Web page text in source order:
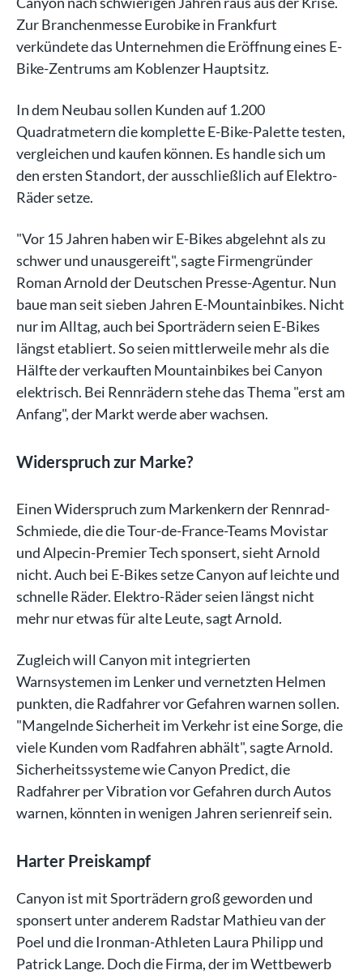
Zur Branchenmesse Eurobike in Frankfurt
verkündete das Unternehmen die Eröffnung eines E-
Bike-Zentrums am Koblenzer Hauptsitz.
In dem Neubau sollen Kunden auf 1.200
Quadratmetern die komplette E-Bike-Palette testen,
vergleichen und kaufen können. Es handle sich um
den ersten Standort, der ausschließlich auf Elektro-
Räder setze.
"Vor 15 Jahren haben wir E-Bikes abgelehnt als zu
schwer und unausgereift", sagte Firmengründer
Roman Arnold der Deutschen Presse-Agentur. Nun
baue man seit sieben Jahren E-Mountainbikes. Nicht
nur im Alltag, auch bei Sporträdern seien E-Bikes
längst etabliert. So seien mittlerweile mehr als die
Hälfte der verkauften Mountainbikes bei Canyon
elektrisch. Bei Rennrädern stehe das Thema "erst am
Anfang", der Markt werde aber wachsen.
Widerspruch zur Marke?
Einen Widerspruch zum Markenkern der Rennrad-
Schmiede, die die Tour-de-France-Teams Movistar
und Alpecin-Premier Tech sponsert, sieht Arnold
nicht. Auch bei E-Bikes setze Canyon auf leichte und
schnelle Räder. Elektro-Räder seien längst nicht
mehr nur etwas für alte Leute, sagt Arnold.
Zugleich will Canyon mit integrierten
Warnsystemen im Lenker und vernetzten Helmen
punkten, die Radfahrer vor Gefahren warnen sollen.
"Mangelnde Sicherheit im Verkehr ist eine Sorge, die
viele Kunden vom Radfahren abhält", sagte Arnold.
Sicherheitssysteme wie Canyon Predict, die
Radfahrer per Vibration vor Gefahren durch Autos
warnen, könnten in wenigen Jahren serienreif sein.
Harter Preiskampf
Canyon ist mit Sporträdern groß geworden und
sponsert unter anderem Radstar Mathieu van der
Poel und die Ironman-Athleten Laura Philipp und
Patrick Lange. Doch die Firma, der im Wettbewerb